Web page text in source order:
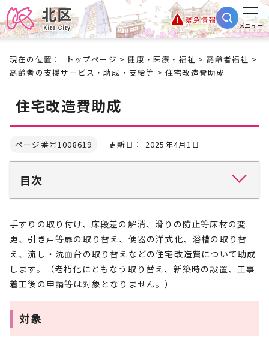
緊急情報
メニュー
現在の位置： トップページ >健康・医療・福祉 > 高齢者福祉 >
高齢者の支援サービス・助成・支給等 > 住宅改造費助成
住宅改造費助成
ページ番号1008619 更新日： 2025年4月1日
目次
手すりの取り付け、床段差の解消、滑りの防止等床材の変
更、引き戸等扉の取り替え、便器の洋式化、浴槽の取り替
え、流し・洗面台の取り替えなどの住宅改造費について助成
します。（老朽化にともなう取り替え、新築時の設置、工事
着工後の申請等は対象となりません。）
対象